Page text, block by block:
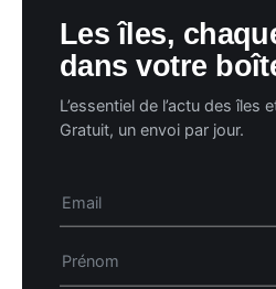
Les îles,
dans votre
L’essentiel de l’actu des îles
Gratuit, un envoi par jour.